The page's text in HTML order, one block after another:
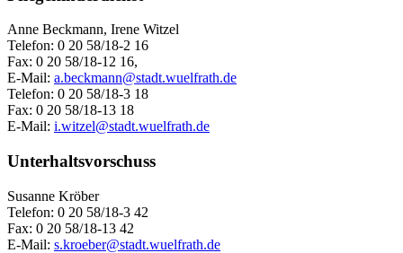
Anne Beckmann, Irene Witzel
Telefon: 0 20 58/18-2 16
Fax: 0 20 58/18-12 16,
E-Mail: a.beckmann@stadt.wuelfrath.de
Telefon: 0 20 58/18-3 18
Fax: 0 20 58/18-13 18
E-Mail: i.witzel@stadt.wuelfrath.de
Unterhaltsvorschuss
Susanne Kröber
Telefon: 0 20 58/18-3 42
Fax: 0 20 58/18-13 42
E-Mail: s.kroeber@stadt.wuelfrath.de